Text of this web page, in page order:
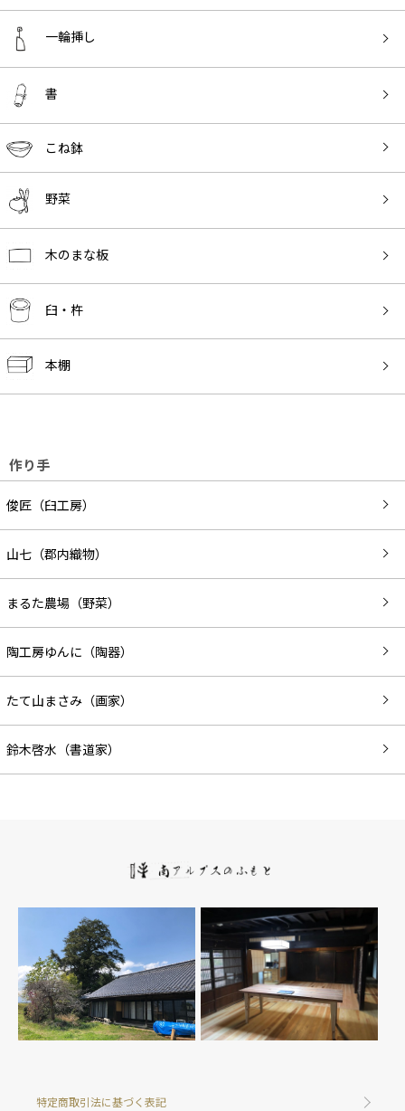
一輪挿し
書
こね鉢
野菜
木のまな板
臼・杵
本棚
作り手
俊匠（臼工房）
山七（郡内織物）
まるた農場（野菜）
陶工房ゆんに（陶器）
たて山まさみ（画家）
鈴木啓水（書道家）
特定商取引法に基づく表記